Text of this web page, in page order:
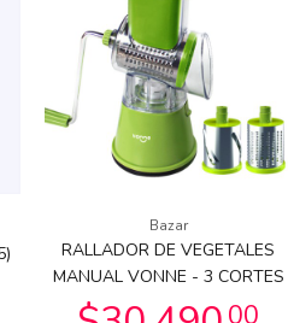
Bazar
RALLADOR DE VEGETALES
MANUAL VONNE - 3 CORTES